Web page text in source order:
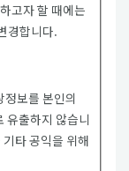
고자 할 때에는
경합니다.
정보를 본인의
유출하지 않습니
타 공익을 위해